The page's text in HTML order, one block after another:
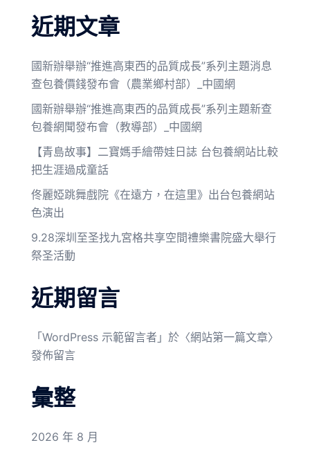
近期文章
國新辦舉辦“推進高東西的品質成長”系列主題消息
查包養價錢發布會（農業鄉村部）_中國網
國新辦舉辦“推進高東西的品質成長”系列主題新查
包養網聞發布會（教導部）_中國網
【青島故事】二寶媽手繪帶娃日誌 台包養網站比較
把生涯過成童話
佟麗婭跳舞戲院《在遠方，在這里》出台包養網站
色演出
9.28深圳至圣找九宮格共享空間禮樂書院盛大舉行
祭圣活動
近期留言
「 WordPress 示範留言者 」於〈網站第一篇文章〉
發佈留言
彙整
2026 年 8 月